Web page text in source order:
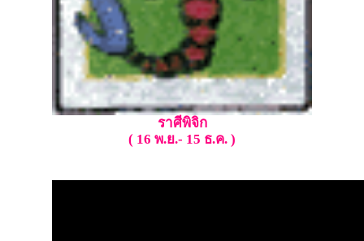
ราศีพิจิก
( 16 พ.ย.- 15 ธ.ค. )